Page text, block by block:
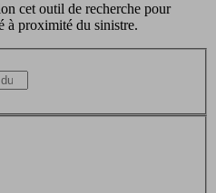
cet outil de recherche pour
à proximité du sinistre.